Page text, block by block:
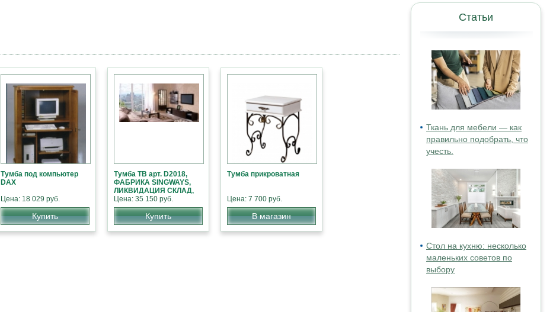
Статьи
Ткань для мебели — как
правильно подобрать, что
учесть.
Стол на кухню: несколько
маленьких советов по
выбору
Тумба под компьютер
DAX
Цена: 18 029 руб.
Купить
Тумба ТВ арт. D2018,
ФАБРИКА SINGWAYS,
ЛИКВИДАЦИЯ СКЛАД,
СКИДКИ
Цена: 35 150 руб.
Купить
Тумба прикроватная
Цена: 7 700 руб.
В магазин